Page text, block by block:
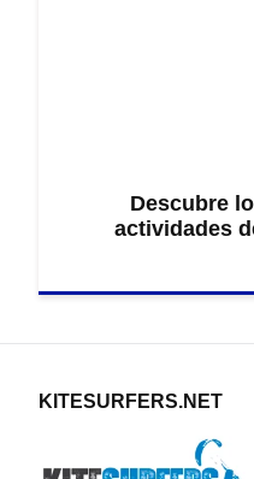
Descubre
actividades
KITESURFERS.NET